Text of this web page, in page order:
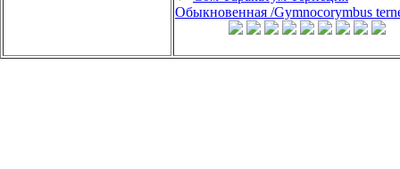
Обыкновенная /Gymnocorymbus